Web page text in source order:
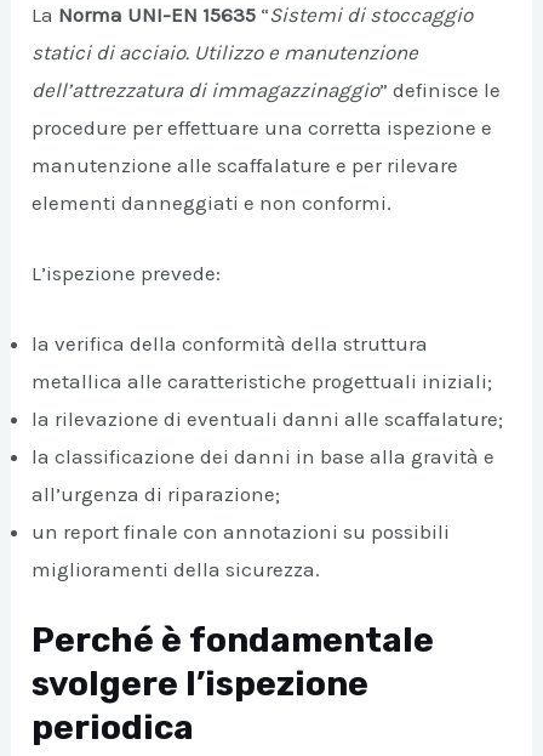
La Norma UNI-EN 15635 “Sistemi di stoccaggio
statici di acciaio. Utilizzo e manutenzione
dell’attrezzatura di immagazzinaggio” definisce le
procedure per effettuare una corretta ispezione e
manutenzione alle scaffalature e per rilevare
elementi danneggiati e non conformi.
L’ispezione prevede:
la verifica della conformità della struttura
metallica alle caratteristiche progettuali iniziali;
la rilevazione di eventuali danni alle scaffalature;
la classificazione dei danni in base alla gravità e
all’urgenza di riparazione;
un report finale con annotazioni su possibili
miglioramenti della sicurezza.
Perché è fondamentale
svolgere l’ispezione
periodica